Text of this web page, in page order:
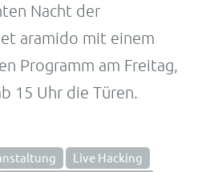
Nacht der
aramido mit einem
Programm am Freitag,
15 Uhr die Türen.
Live Hacking